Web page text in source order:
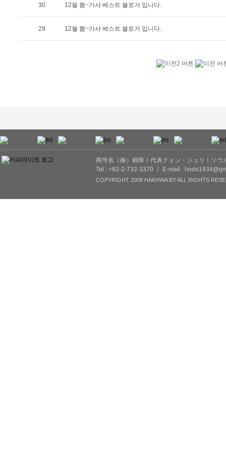
30 12월 뿜~가샤 베스트 블로거 입니다.
29 12월 뿜~가샤 베스트 블로거 입니다.
商号名（株）鶴華ㅣ代表クォン・ジュリㅣソ
Tel : +82-2-732-3370 ㅣ E-mail :
COPYRIGHT 2008 HAKHWA BY ALL RIGHTS